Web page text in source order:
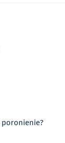
poronienie?